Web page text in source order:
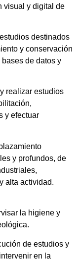
visual y digital de
destinados
y conservación
de datos y
realizar estudios
y efectuar
y profundos, de
alta actividad.
la higiene y
de estudios y
en la